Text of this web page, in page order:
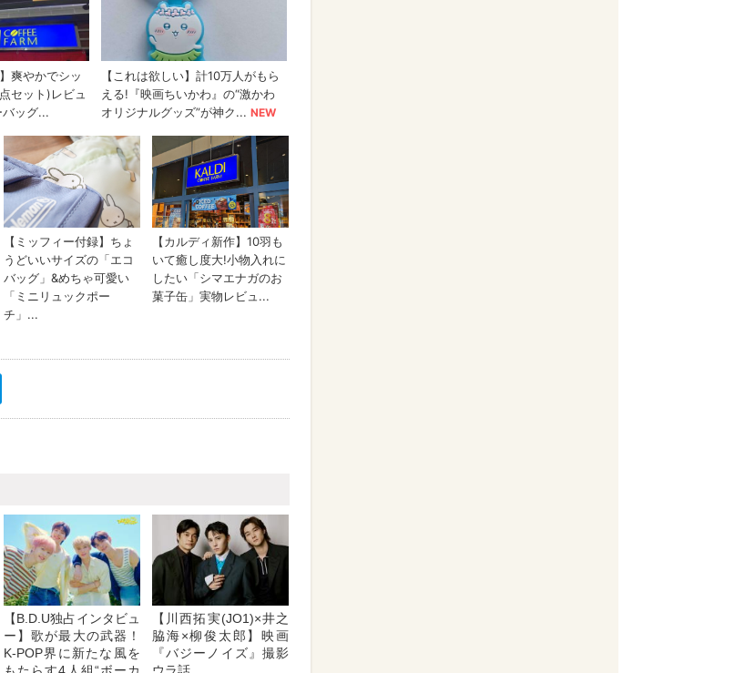
【B.D.U独占インタビュ
ー】歌が最大の武器！
K-POP界に新たな風を
【川西拓実(JO1)×井之
脇海×柳俊太郎】映画
『バジーノイズ』撮影